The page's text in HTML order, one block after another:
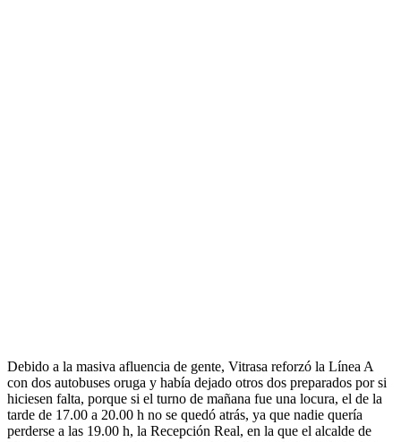
Debido a la masiva afluencia de gente, Vitrasa reforzó la Línea A
con dos autobuses oruga y había dejado otros dos preparados por si
hiciesen falta, porque si el turno de mañana fue una locura, el de la
tarde de 17.00 a 20.00 h no se quedó atrás, ya que nadie quería
perderse a las 19.00 h, la Recepción Real, en la que el alcalde de